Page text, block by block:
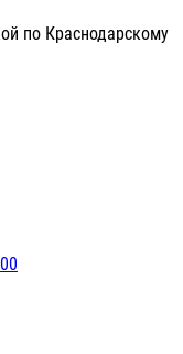
по Краснодарскому